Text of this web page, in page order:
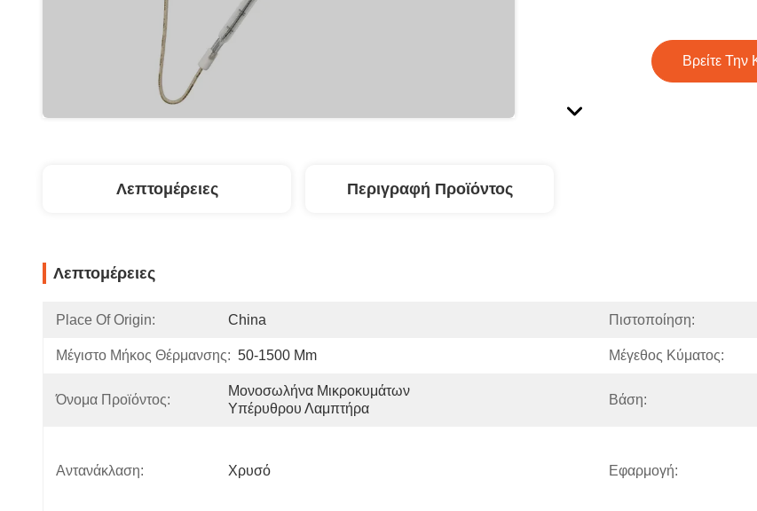
Βρείτε Την
Λεπτομέρειες Περιγραφή Προϊόντος
Λεπτομέρειες
Place Of Origin: China Πιστοποίηση:
Μέγιστο Μήκος Θέρμανσης: 50-1500 Mm Μέγεθος Κύματος:
Όνομα Προϊόντος:
Μονοσωλήνα Μικροκυμάτων
Υπέρυθρου Λαμπτήρα
Βάση:
Αντανάκλαση: Χρυσό Εφαρμογή: